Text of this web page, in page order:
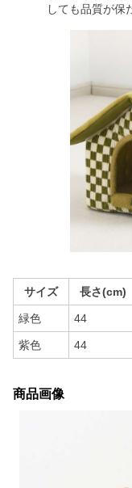
しても品質が保
サイズ 長さ(cm)
緑色 44
紫色 44
商品画像